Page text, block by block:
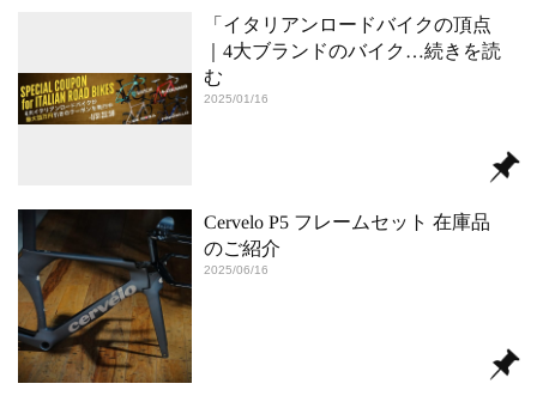
「イタリアンロードバイクの頂点
｜4大ブランドのバイク …続きを読
む
2025/01/16
Cervelo P5 フレームセット 在庫品
のご紹介
2025/06/16